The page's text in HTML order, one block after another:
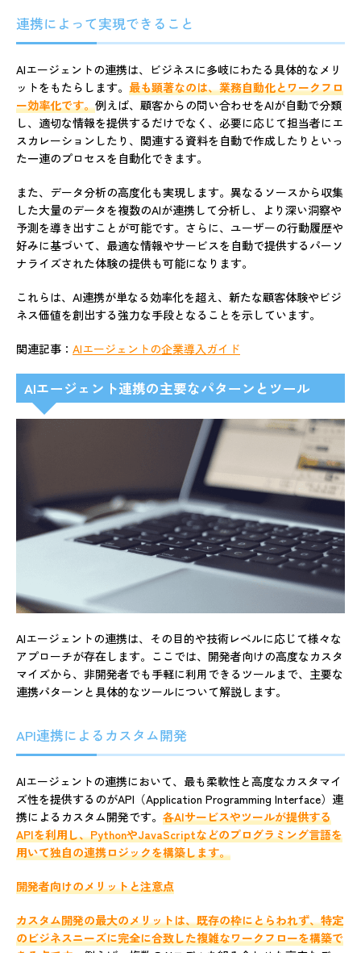
連携によって実現できること
AIエージェントの連携は、ビジネスに多岐にわたる具体的なメリ
ットをもたらします。 最も顕著なのは、業務自動化とワークフロ
ー効率化です。例えば、顧客からの問い合わせをAIが自動で分類
し、適切な情報を提供するだけでなく、必要に応じて担当者にエ
スカレーションしたり、関連する資料を自動で作成したりといっ
た一連のプロセスを自動化できます。
また、データ分析の高度化も実現します。異なるソースから収集
した大量のデータを複数のAIが連携して分析し、より深い洞察や
予測を導き出すことが可能です。さらに、ユーザーの行動履歴や
好みに基づいて、最適な情報やサービスを自動で提供するパーソ
ナライズされた体験の提供も可能になります。
これらは、AI連携が単なる効率化を超え、新たな顧客体験やビジ
ネス価値を創出する強力な手段となることを示しています。
関連記事： AIエージェントの企業導入ガイド
AIエージェント連携の主要なパターンとツール
AIエージェントの連携は、その目的や技術レベルに応じて様々な
アプローチが存在します。ここでは、開発者向けの高度なカスタ
マイズから、非開発者でも手軽に利用できるツールまで、主要な
連携パターンと具体的なツールについて解説します。
API連携によるカスタム開発
AIエージェントの連携において、最も柔軟性と高度なカスタマイ
ズ性を提供するのがAPI（Application Programming Interface）連
携によるカスタム開発です。 各AIサービスやツールが提供する
APIを利用し、PythonやJavaScriptなどのプログラミング言語を
用いて独自の連携ロジックを構築します。
開発者向けのメリットと注意点
カスタム開発の最大のメリットは、既存の枠にとらわれず、特定
のビジネスニーズに完全に合致した複雑なワークフローを構築で